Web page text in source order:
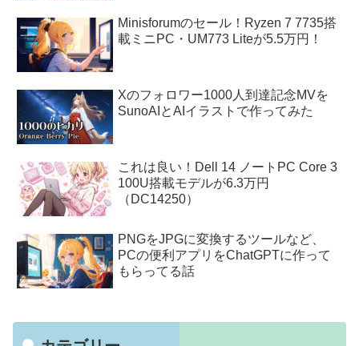
Minisforumのセール！Ryzen 7 7735搭
載ミニPC・UM773 Liteが5.5万円！
Xのフォロワー1000人到達記念MVを
SunoAIとAIイラストで作ってみた
これは良い！Dell 14 ノートPC Core 3
100U搭載モデルが6.3万円
（DC14250）
PNGをJPGに変換するツールなど、
PCの便利アプリをChatGPTに作って
もらってる話